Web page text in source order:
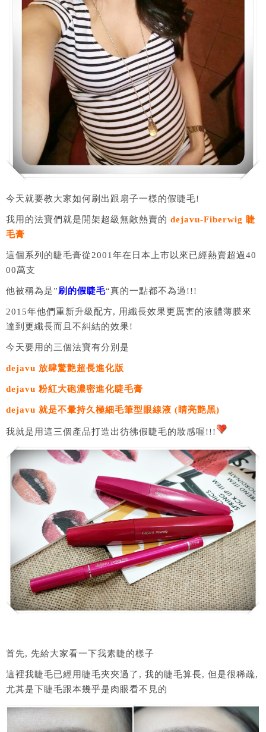
今天就要教大家如何刷出跟扇子一樣的假睫毛!
我用的法寶們就是開架超級無敵熱賣的 dejavu-Fiberwig 睫
毛膏
這個系列的睫毛膏從2001年在日本上市以來已經熱賣超過40
00萬支
他被稱為是”刷的假睫毛“真的一點都不為過!!!
2015年他們重新升級配方, 用纖長效果更厲害的液體薄膜來
達到更纖長而且不糾結的效果!
今天要用的三個法寶有分別是
dejavu 放肆驚艶超長進化版
dejavu 粉紅大砲濃密進化睫毛膏
dejavu 就是不暈持久極細毛筆型眼線液 (睛亮艶黑)
我就是用這三個產品打造出彷彿假睫毛的妝感喔!!!
首先, 先給大家看一下我素睫的樣子
這裡我睫毛已經用睫毛夾夾過了, 我的睫毛算長, 但是很稀疏,
尤其是下睫毛跟本幾乎是肉眼看不見的